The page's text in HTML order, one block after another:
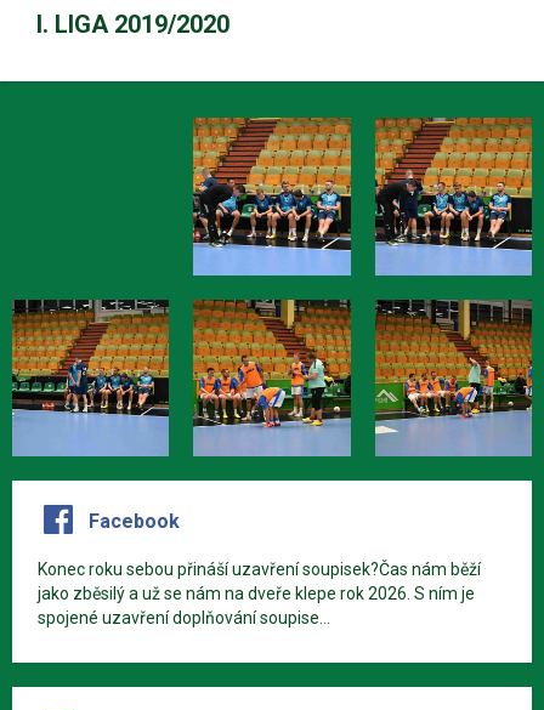
I. LIGA 2019/2020
Facebook
Konec roku sebou přináší uzavření soupisek?Čas nám běží
jako zběsilý a už se nám na dveře klepe rok 2026. S ním je
spojené uzavření doplňování soupise...